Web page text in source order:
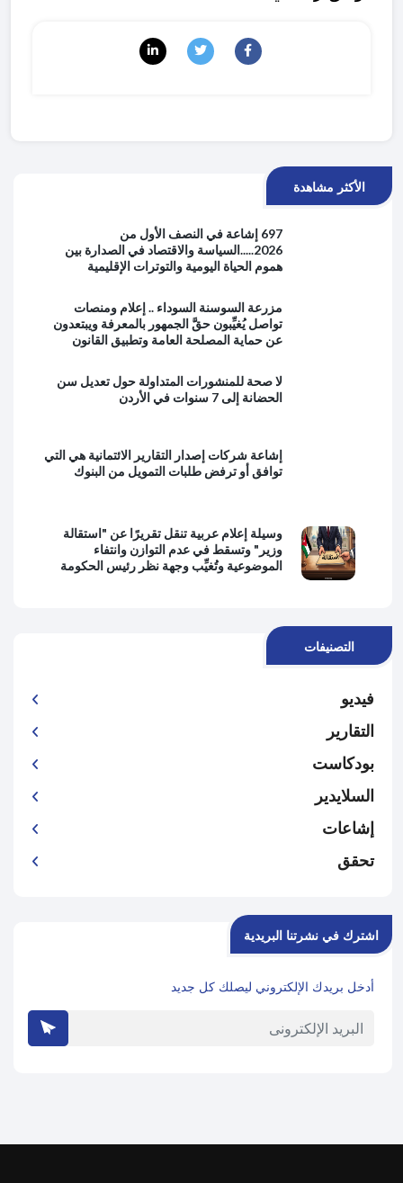
الأكثر مشاهدة
697 إشاعة في النصف الأول من
2026.....السياسة والاقتصاد في الصدارة بين
هموم الحياة اليومية والتوترات الإقليمية
مزرعة السوسنة السوداء .. إعلام ومنصات
تواصل يُغيِّبون حقَّ الجمهور بالمعرفة ويبتعدون
عن حماية المصلحة العامة وتطبيق القانون
لا صحة للمنشورات المتداولة حول تعديل سن
الحضانة إلى 7 سنوات في الأردن
إشاعة شركات إصدار التقارير الائتمانية هي التي
توافق أو ترفض طلبات التمويل من البنوك
وسيلة إعلام عربية تنقل تقريرًا عن "استقالة
وزير" وتسقط في عدم التوازن وانتفاء
الموضوعية وتُغيِّب وجهة نظر رئيس الحكومة
التصنيفات
فيديو
التقارير
بودكاست
السلايدير
إشاعات
تحقق
اشترك في نشرتنا البريدية
أدخل بريدك الإلكتروني ليصلك كل جديد